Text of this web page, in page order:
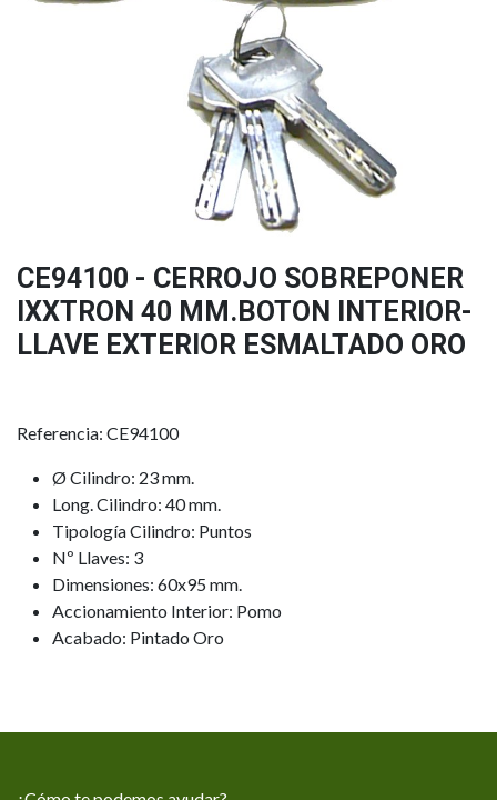
CE94100 - CERROJO SOBREPONER
IXXTRON 40 MM.BOTON INTERIOR-
LLAVE EXTERIOR ESMALTADO ORO
Referencia: CE94100
Ø Cilindro: 23 mm.
Long. Cilindro: 40 mm.
Tipología Cilindro: Puntos
Nº Llaves: 3
Dimensiones: 60x95 mm.
Accionamiento Interior: Pomo
Acabado: Pintado Oro